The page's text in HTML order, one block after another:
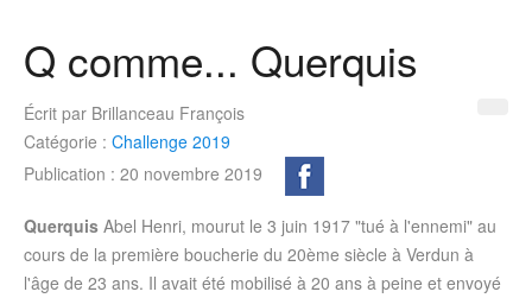
Q comme... Querquis
Écrit par Brillanceau François
Catégorie : Challenge 2019
Publication : 20 novembre 2019
Querquis Abel Henri, mourut le 3 juin 1917 "tué à l'ennemi" au
cours de la première boucherie du 20ème siècle à Verdun à
l'âge de 23 ans. Il avait été mobilisé à 20 ans à peine et envoyé